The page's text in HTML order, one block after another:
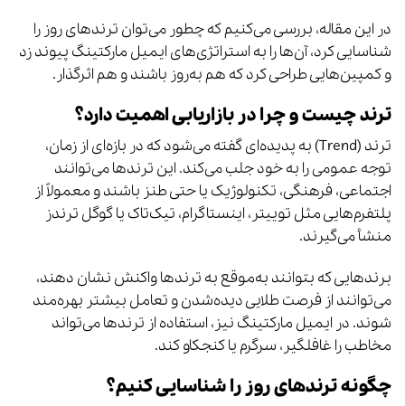
در این مقاله، بررسی می‌کنیم که چطور می‌توان ترندهای روز را
شناسایی کرد، آن‌ها را به استراتژی‌های ایمیل مارکتینگ پیوند زد
و کمپین‌هایی طراحی کرد که هم به‌روز باشند و هم اثرگذار.
ترند چیست و چرا در بازاریابی اهمیت دارد؟
ترند (Trend) به پدیده‌ای گفته می‌شود که در بازه‌ای از زمان،
توجه عمومی را به خود جلب می‌کند. این ترندها می‌توانند
اجتماعی، فرهنگی، تکنولوژیک یا حتی طنز باشند و معمولاً از
پلتفرم‌هایی مثل توییتر، اینستاگرام، تیک‌تاک یا گوگل ترندز
منشأ می‌گیرند.
برندهایی که بتوانند به‌موقع به ترندها واکنش نشان دهند،
می‌توانند از فرصت طلایی دیده‌شدن و تعامل بیشتر بهره‌مند
شوند. در ایمیل مارکتینگ نیز، استفاده از ترندها می‌تواند
مخاطب را غافلگیر، سرگرم یا کنجکاو کند.
چگونه ترندهای روز را شناسایی کنیم؟